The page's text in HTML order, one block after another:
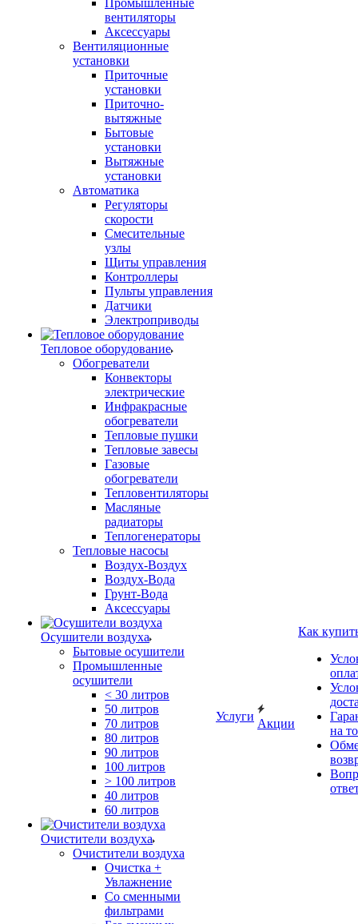
Промышленные
вентиляторы
Аксессуары
Вентиляционные
установки
Приточные
установки
Приточно-
вытяжные
Бытовые
установки
Вытяжные
установки
Автоматика
Регуляторы
скорости
Смесительные
узлы
Щиты управления
Контроллеры
Пульты управления
Датчики
Электроприводы
Тепловое оборудование
Обогреватели
Конвекторы
электрические
Инфракрасные
обогреватели
Тепловые пушки
Тепловые завесы
Газовые
обогреватели
Тепловентиляторы
Масляные
радиаторы
Теплогенераторы
Тепловые насосы
Воздух-Воздух
Воздух-Вода
Грунт-Вода
Аксессуары
Осушители воздуха
Бытовые осушители
Промышленные
осушители
< 30 литров
50 литров
70 литров
80 литров
90 литров
100 литров
> 100 литров
40 литров
60 литров
Очистители воздуха
Очистители воздуха
Очистка +
Увлажнение
Cо сменными
фильтрами
Услуги
Акции
Как
на